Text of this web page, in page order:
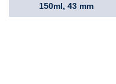
150ml, 43 mm